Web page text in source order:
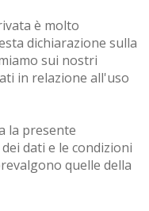
è molto
dichiarazione sulla
sui nostri
in relazione all'uso
la presente
dati e le condizioni
quelle della